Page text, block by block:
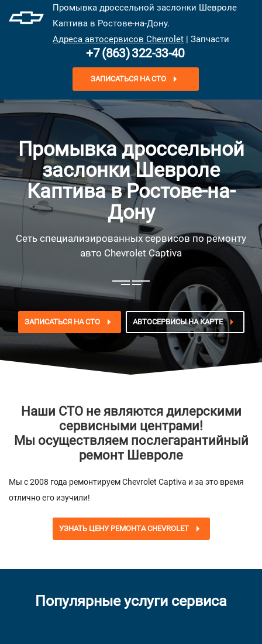
Промывка дроссельной заслонки Шевроле
Каптива в Ростове-на-Дону.
Адреса автосервисов Chevrolet | Запчасти
+7 (863) 322-33-40
ЗАПИСАТЬСЯ НА СТО
Промывка дроссельной
заслонки Шевроле
Каптива в Ростове-на-
Дону
Сеть специализированных сервисов по ремонту
авто Chevrolet Captiva
ЗАПИСАТЬСЯ НА СТО АВТОСЕРВИСЫ НА КАРТЕ
Наши СТО не являются дилерскими
сервисными центрами!
Мы осуществляем послегарантийный
ремонт Шевроле
Мы с 2008 года ремонтируем Chevrolet Captiva и за это время
отлично его изучили!
УЗНАТЬ ЦЕНУ РЕМОНТА CHEVROLET
Популярные услуги сервиса